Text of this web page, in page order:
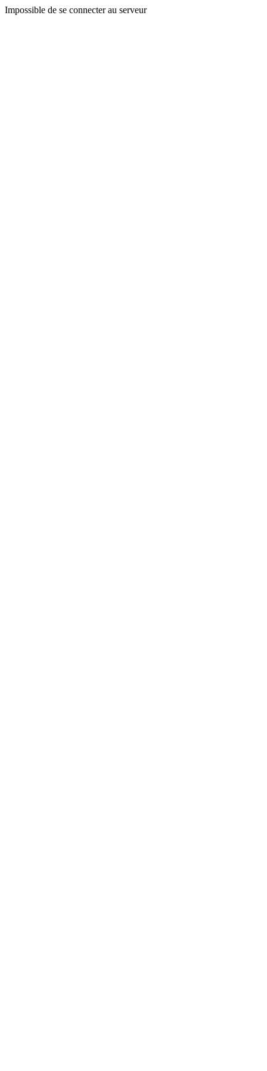
Impossible de se connecter au serveur